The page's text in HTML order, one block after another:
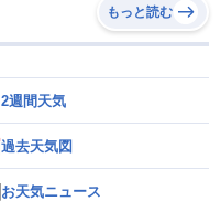
もっと読む
2週間天気
過去天気図
お天気ニュース